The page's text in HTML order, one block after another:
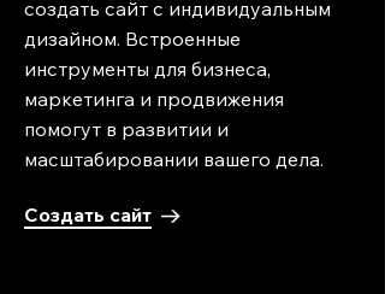
создать сайт с индивидуальным
дизайном. Встроенные
инструменты для бизнеса,
маркетинга и продвижения
помогут в развитии и
масштабировании вашего дела.
Создать сайт